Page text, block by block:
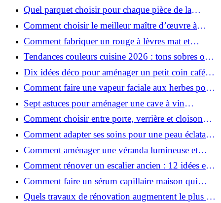
Quel parquet choisir pour chaque pièce de la
maison ?
Comment choisir le meilleur maître d’œuvre à
Grenoble en 2026 ?
Comment fabriquer un rouge à lèvres mat et
hydratant fait maison ?
Tendances couleurs cuisine 2026 : tons sobres ou
colorés, que choisir ?
Dix idées déco pour aménager un petit coin café
chez soi
Comment faire une vapeur faciale aux herbes pour
une peau plus saine et rajeunie ?
Sept astuces pour aménager une cave à vin
naturelle chez soi
Comment choisir entre porte, verrière et cloison
coulissante pour séparer vos pièces ?
Comment adapter ses soins pour une peau éclatante
en hiver ?
Comment aménager une véranda lumineuse et
conviviale : 12 idées déco
Comment rénover un escalier ancien : 12 idées et
astuces faciles pas à pas
Comment faire un sérum capillaire maison qui
stimule réellement la pousse des cheveux ?
Quels travaux de rénovation augmentent le plus la